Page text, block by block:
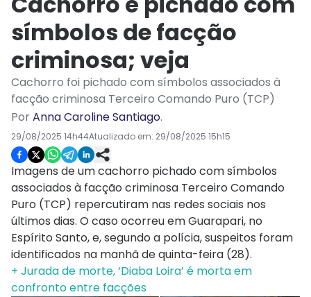
símbolos de facção
criminosa; veja
Cachorro foi pichado com símbolos associados à
facção criminosa Terceiro Comando Puro (TCP)
PorAnna Caroline Santiago.
29/08/2025 14h44Atualizado em: 29/08/2025 15h15
Imagens de um cachorro pichado com símbolos
associados à facção criminosa Terceiro Comando
Puro (TCP) repercutiram nas redes sociais nos
últimos dias. O caso ocorreu em Guarapari, no
Espírito Santo, e, segundo a polícia, suspeitos foram
identificados na manhã de quinta-feira (28).
+ Jurada de morte, ‘Diaba Loira’ é morta em
confronto entre facções